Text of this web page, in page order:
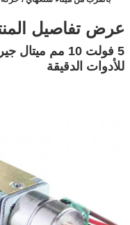
نطاق الحرارة الشغالة
-0 ~ + 55 درجة
وزن
خدمة صانعي القطع
الأصلية وأوديإم
عرض تفاصيل
5 فولت 10 مم
للأدوات الدقيقة